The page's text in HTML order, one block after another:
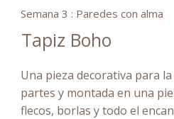
Semana 3 : Paredes con alma
Tapiz Boho
Una pieza decorativa para
partes y montada en una
flecos, borlas y todo el